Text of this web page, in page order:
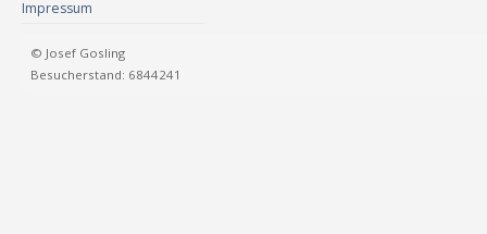
Impressum
© Josef Gosling
Besucherstand: 6844241